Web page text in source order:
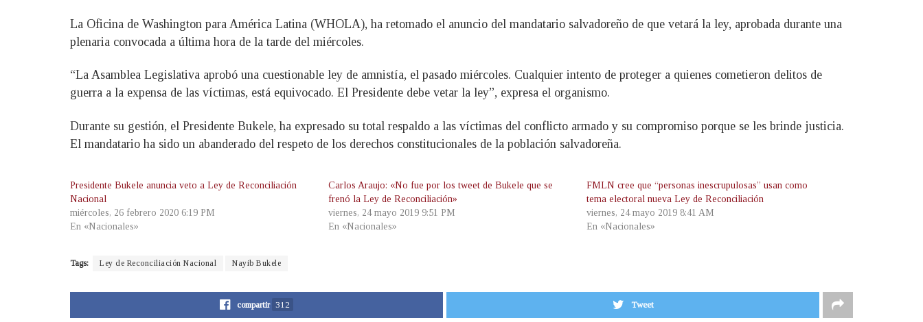
La Oficina de Washington para América Latina (WHOLA), ha retomado el anuncio del mandatario salvadoreño de que vetará la ley, aprobada durante una
plenaria convocada a última hora de la tarde del miércoles.
“La Asamblea Legislativa aprobó una cuestionable ley de amnistía, el pasado miércoles. Cualquier intento de proteger a quienes cometieron delitos de
guerra a la expensa de las víctimas, está equivocado. El Presidente debe vetar la ley”, expresa el organismo.
Durante su gestión, el Presidente Bukele, ha expresado su total respaldo a las víctimas del conflicto armado y su compromiso porque se les brinde justicia.
El mandatario ha sido un abanderado del respeto de los derechos constitucionales de la población salvadoreña.
Presidente Bukele anuncia veto a Ley de Reconciliación
Nacional
miércoles, 26 febrero 2020 6:19 PM
En «Nacionales»
Carlos Araujo: «No fue por los tweet de Bukele que se
frenó la Ley de Reconciliación»
viernes, 24 mayo 2019 9:51 PM
En «Nacionales»
FMLN cree que “personas inescrupulosas” usan como
tema electoral nueva Ley de Reconciliación
viernes, 24 mayo 2019 8:41 AM
En «Nacionales»
Tags: Ley de Reconciliación Nacional Nayib Bukele
compartir 312 Tweet